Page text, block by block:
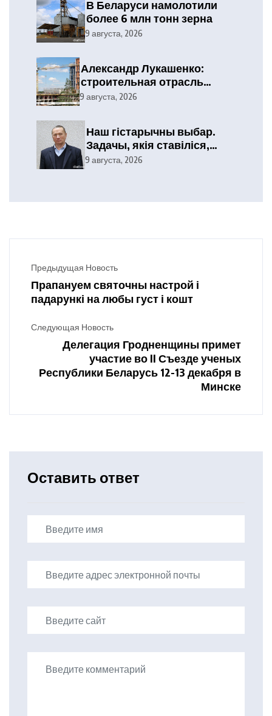
В Беларуси намолотили
более 6 млн тонн зерна
9 августа, 2026
Александр Лукашенко:
строительная отрасль
демонстрирует высокие
статус одного из драйверов
экономики
9 августа, 2026
Наш гістарычны выбар.
Задачы, якія ставіліся,
выкананы
9 августа, 2026
Предыдущая Новость
Прапануем святочны настрой і
падарункі на любы густ і кошт
Следующая Новость
Делегация Гродненщины примет
участие во II Съезде ученых
Республики Беларусь 12-13 декабря в
Минске
Оставить ответ